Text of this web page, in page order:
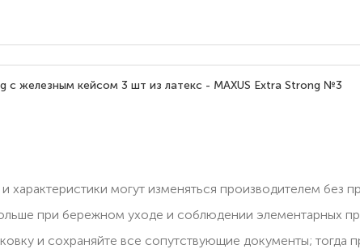
с железным кейсом 3 шт из латекс - MAXUS Extra Strong №3
могут изменяться производителем без
при бережном уходе и соблюдении элементарных
и сохраняйте все сопутствующие документы; тогда